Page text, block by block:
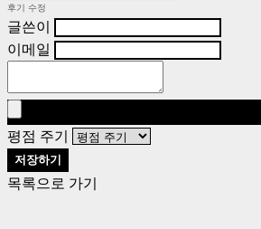
후기 수정
글쓴이
이메일
평점 주기
저장하기
목록으로 가기